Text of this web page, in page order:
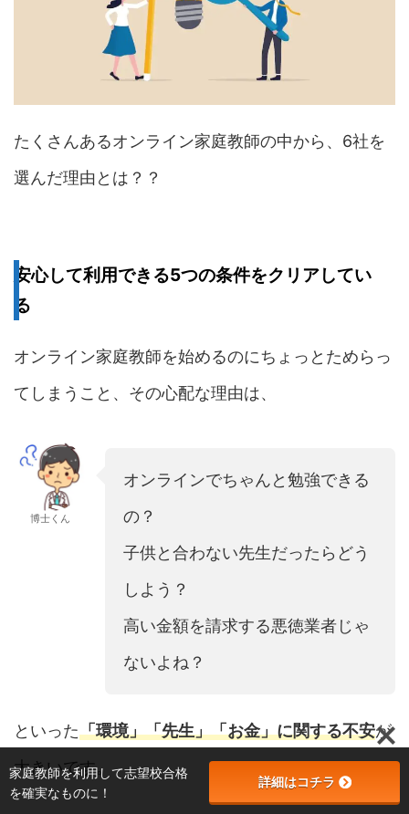
たくさんあるオンライン家庭教師の中から、6社を
選んだ理由とは？？
安心して利用できる5つの条件をクリアしてい
る
オンライン家庭教師を始めるのにちょっとためらっ
てしまうこと、その心配な理由は、
博士くん
オンラインでちゃんと勉強できる
の？
子供と合わない先生だったらどう
しよう？
高い金額を請求する悪徳業者じゃ
ないよね？
といった「環境」「先生」「お金」に関する不安が
大きいです。
家庭教師を利用して志望校合格
を確実なものに！
詳細はコチラ